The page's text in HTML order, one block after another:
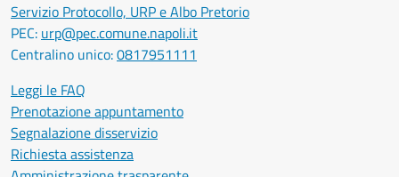
Servizio Protocollo, URP e Albo Pretorio
PEC: urp@pec.comune.napoli.it
Centralino unico:0817951111
Leggi le FAQ
Prenotazione appuntamento
Segnalazione disservizio
Richiesta assistenza